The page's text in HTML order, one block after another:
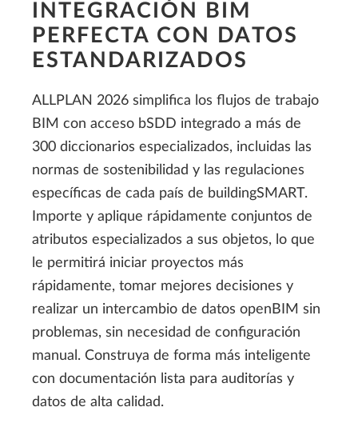
INTEGRACIÓN BIM
PERFECTA CON DATOS
ESTANDARIZADOS
ALLPLAN 2026 simplifica los flujos de trabajo
BIM con acceso bSDD integrado a más de
300 diccionarios especializados, incluidas las
normas de sostenibilidad y las regulaciones
específicas de cada país de buildingSMART.
Importe y aplique rápidamente conjuntos de
atributos especializados a sus objetos, lo que
le permitirá iniciar proyectos más
rápidamente, tomar mejores decisiones y
realizar un intercambio de datos openBIM sin
problemas, sin necesidad de configuración
manual. Construya de forma más inteligente
con documentación lista para auditorías y
datos de alta calidad.